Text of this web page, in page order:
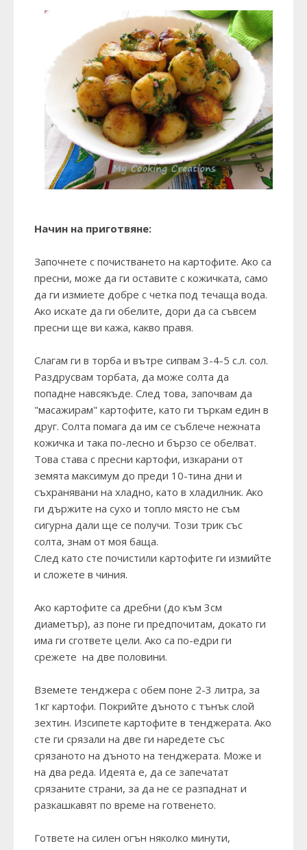
Начин на приготвяне:
Започнете с почистването на картофите. Ако са
пресни, може да ги оставите с кожичката, само
да ги измиете добре с четка под течаща вода.
Ако искате да ги обелите, дори да са съвсем
пресни ще ви кажа, какво правя.
Слагам ги в торба и вътре сипвам 3-4-5 с.л. сол.
Раздрусвам торбата, да може солта да
попадне навсякъде. След това, започвам да
"масажирам" картофите, като ги търкам един в
друг. Солта помага да им се съблече нежната
кожичка и така по-лесно и бързо се обелват.
Това става с пресни картофи, изкарани от
земята максимум до преди 10-тина дни и
съхранявани на хладно, като в хладилник. Ако
ги държите на сухо и топло място не съм
сигурна дали ще се получи. Този трик със
солта, знам от моя баща.
След като сте почистили картофите ги измийте
и сложете в чиния.
Ако картофите са дребни (до към 3см
диаметър), аз поне ги предпочитам, докато ги
има ги сгответе цели. Ако са по-едри ги
срежете на две половини.
Вземете тенджера с обем поне 2-3 литра, за
1кг картофи. Покрийте дъното с тънък слой
зехтин. Изсипете картофите в тенджерата. Ако
сте ги срязали на две ги наредете със
срязаното на дъното на тенджерата. Може и
на два реда. Идеята е, да се запечатат
срязаните страни, за да не се разпаднат и
разкашкавят по време на готвенето.
Гответе на силен огън няколко минути,